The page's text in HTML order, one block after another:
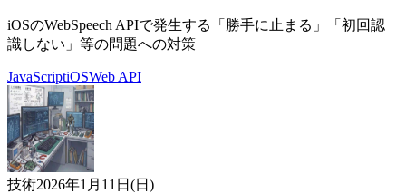
iOSのWebSpeech APIで発生する「勝手に止まる」「初回認
識しない」等の問題への対策
JavaScriptiOSWeb API
技術2026年1月11日(日)